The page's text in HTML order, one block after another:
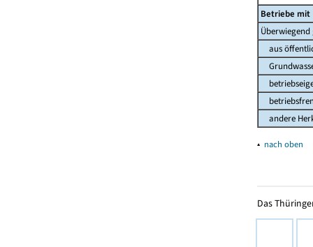
Betriebe mit
Überwiegend
aus
andere
▴ nach oben
Das